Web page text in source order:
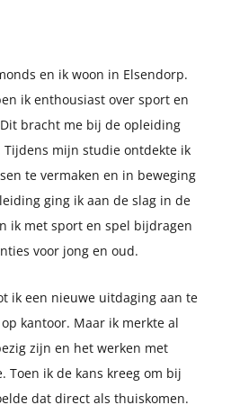
en ik woon in Elsendorp.
ik enthousiast over sport en
bracht me bij de opleiding
Tijdens mijn studie ontdekte ik
te vermaken en in beweging
ging ik aan de slag in de
ik met sport en spel bijdragen
voor jong en oud.
ik een nieuwe uitdaging aan te
kantoor. Maar ik merkte al
zijn en het werken met
Toen ik de kans kreeg om bij
dat direct als thuiskomen.